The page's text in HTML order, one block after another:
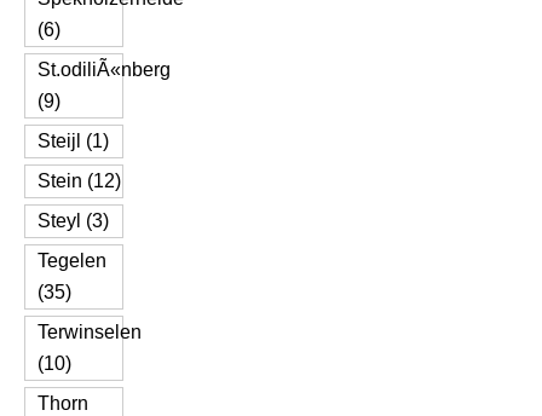
(6)
St.odiliÃ«nberg
(9)
Steijl (1)
Stein (12)
Steyl (3)
Tegelen
(35)
Terwinselen
(10)
Thorn